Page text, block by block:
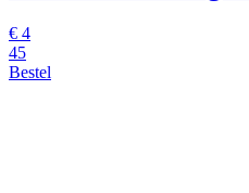
€ 4
45
Bestel